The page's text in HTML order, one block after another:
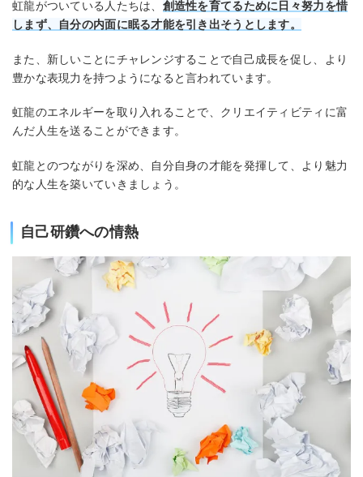
虹龍がついている人たちは、 創造性を育てるために日々努力を惜
しまず、自分の内面に眠る才能を引き出そうとします。
また、新しいことにチャレンジすることで自己成長を促し、より
豊かな表現力を持つようになると言われています。
虹龍のエネルギーを取り入れることで、クリエイティビティに富
んだ人生を送ることができます。
虹龍とのつながりを深め、自分自身の才能を発揮して、より魅力
的な人生を築いていきましょう。
自己研鑽への情熱